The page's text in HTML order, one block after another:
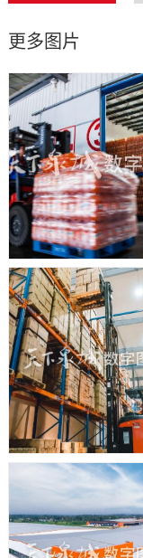
更多图片